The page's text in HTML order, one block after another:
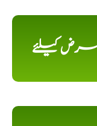
مرض کیلئے